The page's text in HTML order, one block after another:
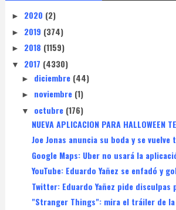
► 2020 (2)
► 2019 (374)
► 2018 (1159)
▼ 2017 (4330)
► diciembre (44)
► noviembre (1)
▼ octubre (176)
NUEVA APLICACION PARA HALLOWEEN
Joe Jonas anuncia su boda y se vuelve
Google Maps: Uber no usará la
YouTube: Eduardo Yañez se enfadó y
Twitter: Eduardo Yañez pide disculpas
"Stranger Things": mira el tráiler de